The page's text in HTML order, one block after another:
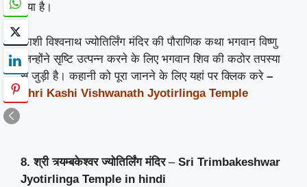
गया है।
काशी विश्वनाथ ज्योतिर्लिंग मंदिर की पौराणिक कथा भगवान विष्णु
जिन्होंने सृष्टि उत्पन्न करने के लिए भगवान शिव की कठोर तपस्या
से जुड़ी है। कहानी को पूरा जानने के लिए यहां पर क्लिक करे –
Shri Kashi Vishwanath Jyotirlinga Temple
8. श्री त्र्यम्बकेश्वर ज्योतिर्लिंग मंदिर–Sri Trimbakeshwar
Jyotirlinga Temple in hindi